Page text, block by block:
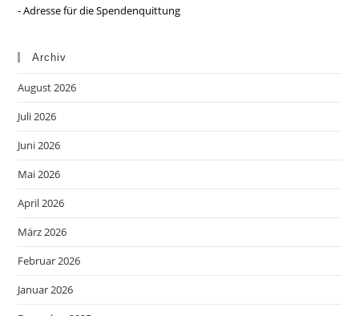
- Adresse für die Spendenquittung
Archiv
August 2026
Juli 2026
Juni 2026
Mai 2026
April 2026
März 2026
Februar 2026
Januar 2026